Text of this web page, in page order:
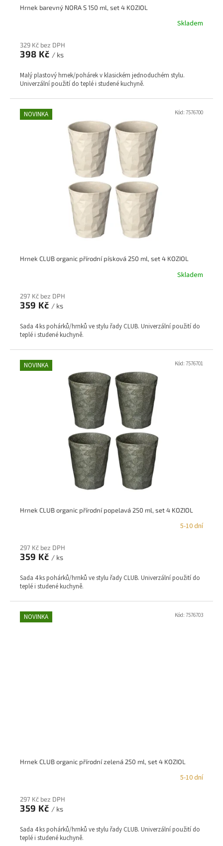
Hrnek barevný NORA S 150 ml, set 4 KOZIOL
Skladem
329 Kč bez DPH
398 Kč / ks
Malý plastový hrnek/pohárek v klasickém jednoduchém stylu.
Univerzální použití do teplé i studené kuchyně.
NOVINKA
Hrnek CLUB organic přírodní písková 250 ml, set 4 KOZIOL
Skladem
297 Kč bez DPH
359 Kč / ks
Sada 4 ks pohárků/hrnků ve stylu řady CLUB. Univerzální použití do
teplé i studené kuchyně.
Kód: 7576700
NOVINKA
Hrnek CLUB organic přírodní popelavá 250 ml, set 4 KOZIOL
5-10 dní
297 Kč bez DPH
359 Kč / ks
Sada 4 ks pohárků/hrnků ve stylu řady CLUB. Univerzální použití do
teplé i studené kuchyně.
Kód: 7576701
NOVINKA
Hrnek CLUB organic přírodní zelená 250 ml, set 4 KOZIOL
5-10 dní
297 Kč bez DPH
359 Kč / ks
Sada 4 ks pohárků/hrnků ve stylu řady CLUB. Univerzální použití do
teplé i studené kuchyně.
Kód: 7576703